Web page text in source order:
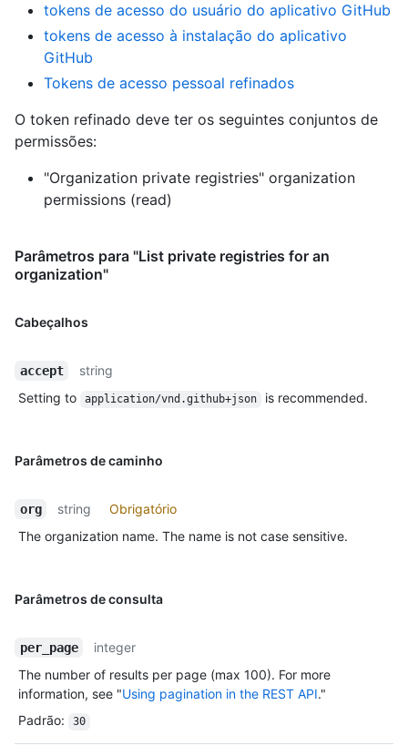
tokens de acesso do usuário do aplicativo GitHub
tokens de acesso à instalação do aplicativo
GitHub
Tokens de acesso pessoal refinados
O token refinado deve ter os seguintes conjuntos de
permissões:
"Organization private registries" organization
permissions (read)
Parâmetros para "List private registries for an
organization"
Cabeçalhos
accept
string
Setting to
application/vnd.github+json is recommended.
Parâmetros de caminho
org string
Obrigatório
The organization name. The name is not case sensitive.
Parâmetros de consulta
per_page
integer
The number of results per page (max 100). For more
information, see "Using pagination in the REST API."
Padrão: 30